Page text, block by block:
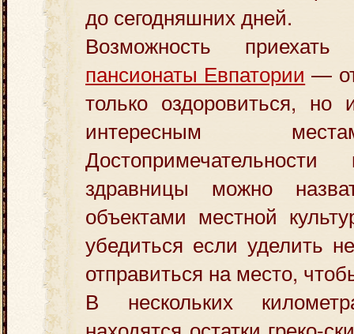
до сегодняшних дней.
Возможность
пансионаты Евпатории —
только оздоровиться, но
интересным
здравницы можно
объектами местной
убедиться если уделить
отправиться на место,
В нескольких